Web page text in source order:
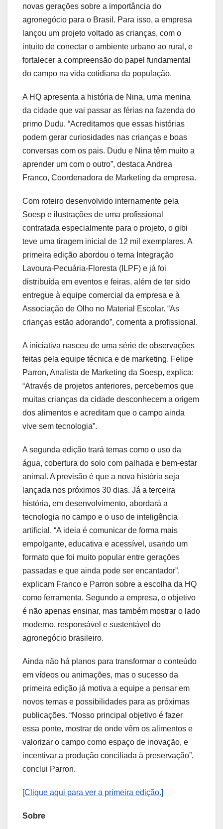
novas gerações sobre a importância do
agronegócio para o Brasil. Para isso, a empresa
lançou um projeto voltado as crianças, com o
intuito de conectar o ambiente urbano ao rural, e
fortalecer a compreensão do papel fundamental
do campo na vida cotidiana da população.
A HQ apresenta a história de Nina, uma menina
da cidade que vai passar as férias na fazenda do
primo Dudu. “Acreditamos que essas histórias
podem gerar curiosidades nas crianças e boas
conversas com os pais. Dudu e Nina têm muito a
aprender um com o outro”, destaca Andrea
Franco, Coordenadora de Marketing da empresa.
Com roteiro desenvolvido internamente pela
Soesp e ilustrações de uma profissional
contratada especialmente para o projeto, o gibi
teve uma tiragem inicial de 12 mil exemplares. A
primeira edição abordou o tema Integração
Lavoura-Pecuária-Floresta (ILPF) e já foi
distribuída em eventos e feiras, além de ter sido
entregue à equipe comercial da empresa e à
Associação de Olho no Material Escolar. “As
crianças estão adorando”, comenta a profissional.
A iniciativa nasceu de uma série de observações
feitas pela equipe técnica e de marketing. Felipe
Parron, Analista de Marketing da Soesp, explica:
“Através de projetos anteriores, percebemos que
muitas crianças da cidade desconhecem a origem
dos alimentos e acreditam que o campo ainda
vive sem tecnologia”.
A segunda edição trará temas como o uso da
água, cobertura do solo com palhada e bem-estar
animal. A previsão é que a nova história seja
lançada nos próximos 30 dias. Já a terceira
história, em desenvolvimento, abordará a
tecnologia no campo e o uso de inteligência
artificial. “A ideia é comunicar de forma mais
empolgante, educativa e acessível, usando um
formato que foi muito popular entre gerações
passadas e que ainda pode ser encantador”,
explicam Franco e Parron sobre a escolha da HQ
como ferramenta. Segundo a empresa, o objetivo
é não apenas ensinar, mas também mostrar o lado
moderno, responsável e sustentável do
agronegócio brasileiro.
Ainda não há planos para transformar o conteúdo
em vídeos ou animações, mas o sucesso da
primeira edição já motiva a equipe a pensar em
novos temas e possibilidades para as próximas
publicações. “Nosso principal objetivo é fazer
essa ponte, mostrar de onde vêm os alimentos e
valorizar o campo como espaço de inovação, e
incentivar a produção conciliada à preservação”,
conclui Parron.
[Clique aqui para ver a primeira edição.]
Sobre